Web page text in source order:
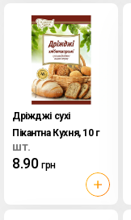
Дріжджі сухі
Пікантна Кухня, 10 г
шт.
8.90 грн